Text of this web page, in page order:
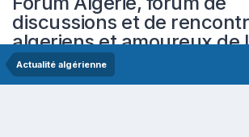
discussions et de
algeriens et amoureux de
Actualité algérienne